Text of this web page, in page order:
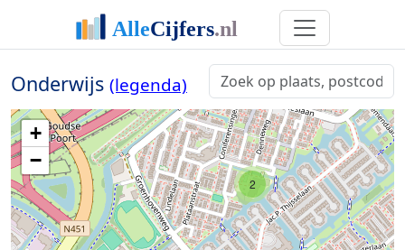
Onderwijs (legenda)
2
+
−